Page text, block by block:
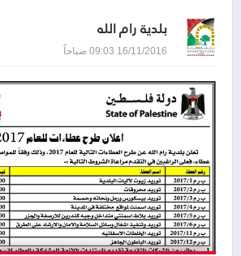
بلدية رام الله
16/11/2016 09:03 صباحاً